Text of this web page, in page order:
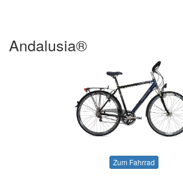
Andalusia®
Zum Fahrrad